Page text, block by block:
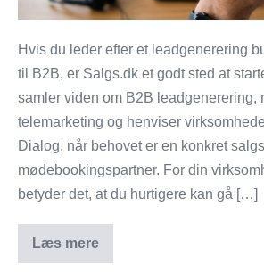
Hvis du leder efter et leadgenerering
til B2B, er Salgs.dk et godt sted at
samler viden om B2B leadgenerering,
telemarketing og henviser
Dialog, når behovet er en konkret
mødebookingspartner. For din
betyder det, at du hurtigere kan gå […]
Læs mere
Salgs.dk:
Leadgenerering